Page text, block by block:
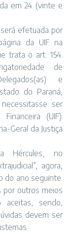
em 24 (vinte e
efetuada por
da UIF na
trata o art. 154.
de
e
do Paraná,
ser
(UIF).
Geral da Justiça
Hércules, no
agora,
do ano seguinte.
por outros meios
aceitas, sendo,
devem ser